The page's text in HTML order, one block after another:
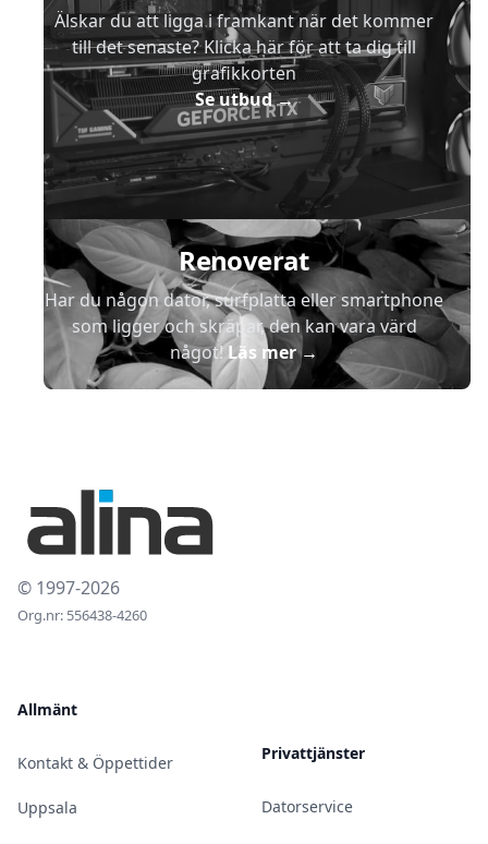
Älskar du att ligga i framkant när det kommer
till det senaste? Klicka här för att ta dig till
grafikkorten
Se utbud→
Renoverat
Har du någon dator, surfplatta eller smartphone
som ligger och skräpar, den kan vara värd
något!Läs mer→
© 1997-2026
Org.nr: 556438-4260
Allmänt
Kontakt & Öppettider
Uppsala
Privattjänster
Datorservice